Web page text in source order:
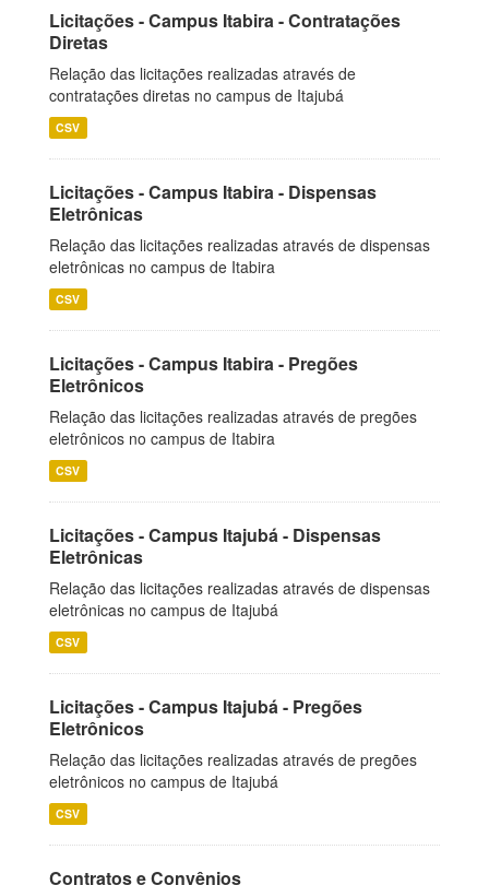
Licitações - Campus Itabira - Contratações
Diretas
Relação das licitações realizadas através de
contratações diretas no campus de Itajubá
CSV
Licitações - Campus Itabira - Dispensas
Eletrônicas
Relação das licitações realizadas através de dispensas
eletrônicas no campus de Itabira
CSV
Licitações - Campus Itabira - Pregões
Eletrônicos
Relação das licitações realizadas através de pregões
eletrônicos no campus de Itabira
CSV
Licitações - Campus Itajubá - Dispensas
Eletrônicas
Relação das licitações realizadas através de dispensas
eletrônicas no campus de Itajubá
CSV
Licitações - Campus Itajubá - Pregões
Eletrônicos
Relação das licitações realizadas através de pregões
eletrônicos no campus de Itajubá
CSV
Contratos e Convênios